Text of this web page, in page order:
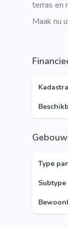
terras en
Maak nu
Gebouw
Type
Subtype